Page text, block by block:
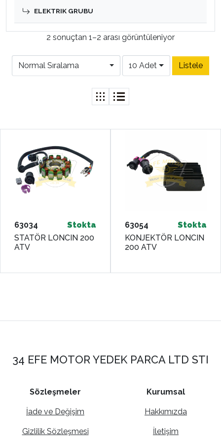
ELEKTRIK GRUBU
2 sonuçtan 1–2 arası görüntüleniyor
Normal Sıralama 10 Adet
63034
Stokta
STATÖR LONCIN 200
ATV
63054
Stokta
KONJEKTÖR LONCIN
200 ATV
34 EFE MOTOR YEDEK PARCA LTD STI
Sözleşmeler
İade ve Değişim
Gizlilik Sözleşmesi
Kurumsal
Hakkımızda
İletişim